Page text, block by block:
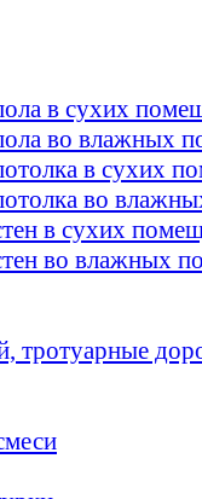
в сухих
во влажных
в сухих
во
в сухих
во влажных
тротуарные